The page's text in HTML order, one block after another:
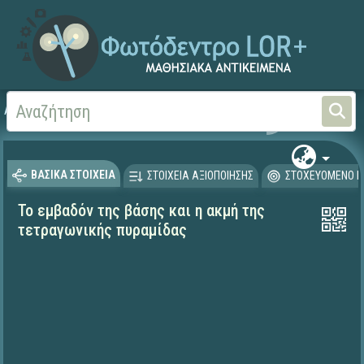
Αρχική ΕΡΓΑ ΙΤΥΕ 1996-2008
ΒΑΣΙΚΑ ΣΤΟΙΧΕΙΑ ΣΤΟΙΧΕΙΑ ΑΞΙΟΠΟΙΗΣΗΣ ΣΤΟΧΕΥΟΜΕΝΟ
Το εμβαδόν της βάσης και η ακμή της
τετραγωνικής πυραμίδας